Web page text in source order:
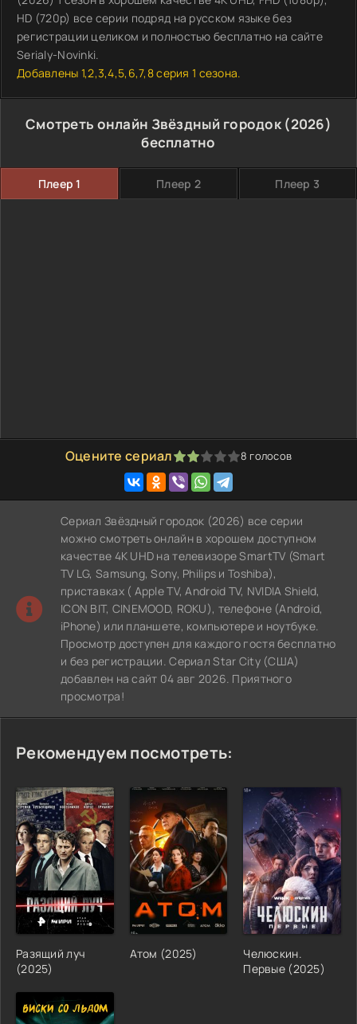
HD (720p) все серии подряд на русском языке без
регистрации целиком и полностью бесплатно на сайте
Serialy-Novinki.
Добавлены 1,2,3,4,5,6,7,8 серия 1 сезона.
Смотреть онлайн Звёздный городок (2026)
бесплатно
Плеер 1 Плеер 2 Плеер 3
Оцените сериал
1 2 3 4 5 8 голосов
Сериал Звёздный городок (2026) все серии
можно смотреть онлайн в хорошем доступном
качестве 4K UHD на телевизоре SmartTV (Smart
TV LG, Samsung, Sony, Philips и Toshiba),
приставках ( Apple TV, Android TV, NVIDIA Shield,
ICON BIT, CINEMOOD, ROKU), телефоне (Android,
iPhone) или планшете, компьютере и ноутбуке.
Просмотр доступен для каждого гостя бесплатно
и без регистрации. Сериал Star City (США)
добавлен на сайт 04 авг 2026. Приятного
просмотра!
Рекомендуем посмотреть:
Разящий луч
(2025)
Атом (2025)
Челюскин.
Первые (2025)